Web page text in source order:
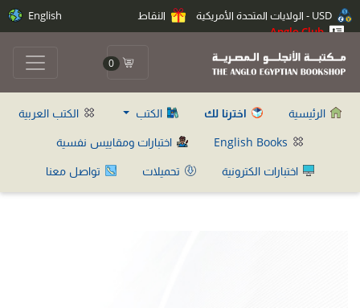
النقاط
Anglo Club
English
0
الرئيسية اخترنا لك الكتب
الكتب العربية
اختبارات ومقاييس نفسية
اختبارات الكترونية
تحميلات تواصل معنا